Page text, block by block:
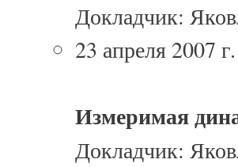
Докладчик:
23 апреля 2007 г.
Измеримая
Докладчик: